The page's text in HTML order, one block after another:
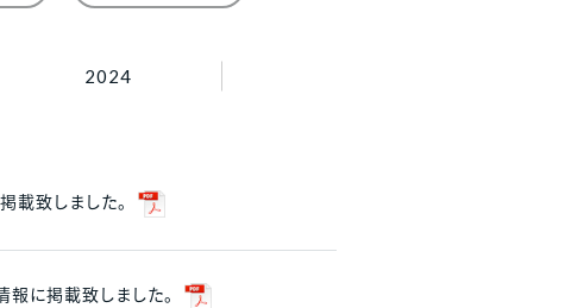
様相談窓口へのご連絡をお願い致します。
2024
致しました。
に掲載致しました。